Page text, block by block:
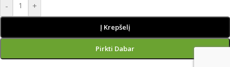
-
+
Į Krepšelį
Pirkti Dabar